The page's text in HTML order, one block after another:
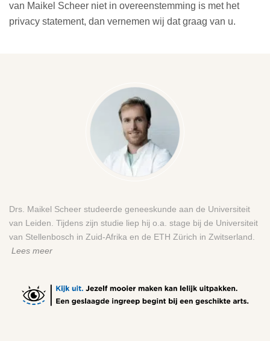
van Maikel Scheer niet in overeenstemming is met het
privacy statement, dan vernemen wij dat graag van u.
Drs. Maikel Scheer studeerde geneeskunde aan de Universiteit
van Leiden. Tijdens zijn studie liep hij o.a. stage bij de Universiteit
van Stellenbosch in Zuid-Afrika en de ETH Zürich in Zwitserland.
Lees meer